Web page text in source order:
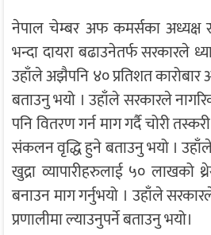
नेपाल चेम्बर अफ कमर्सका अध्यक्ष
भन्दा दायरा बढाउनेतर्फ सरकारले
उहाँले अझैपनि ४० प्रतिशत
बताउनु भयो । उहाँले सरकारले
पनि वितरण गर्न माग गर्दै चोरी
संकलन वृद्धि हुने बताउनु भयो । उहाँले
खुद्रा व्यापारीहरुलाई ५० लाखको
बनाउन माग गर्नुभयो । उहाँले
प्रणालीमा ल्याउनुपर्ने बताउनु भयो।